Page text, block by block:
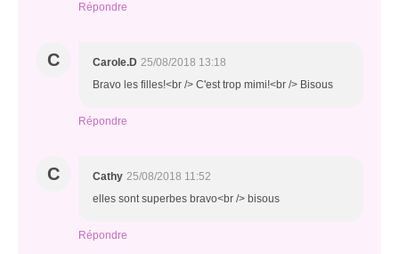
Répondre
C Carole.D 25/08/2018 13:18
Bravo les filles!<br /> C'est trop mimi!<br /> Bisous
Répondre
C Cathy 25/08/2018 11:52
elles sont superbes bravo<br /> bisous
Répondre